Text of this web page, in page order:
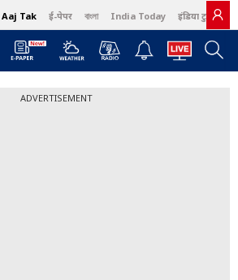
Aaj Tak ई-पेपर বাংলা India Today इंडिया टुडे हिंदी
ADVERTISEMENT